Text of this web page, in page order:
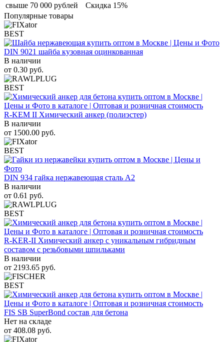
свыше 70 000 рублей
Скидка 15%
Популярные товары
BEST
DIN 9021 шайба кузовная оцинкованная
В наличии
от 0.30 руб.
BEST
R-KEM II Химический анкер (полиэстер)
В наличии
от 1500.00 руб.
BEST
DIN 934 гайка нержавеющая сталь A2
В наличии
от 0.61 руб.
BEST
R-KER-II Химический анкер с уникальным гибридным
составом с резьбовыми шпильками
В наличии
от 2193.65 руб.
BEST
FIS SB SuperBond состав для бетона
Нет на складе
от 408.08 руб.